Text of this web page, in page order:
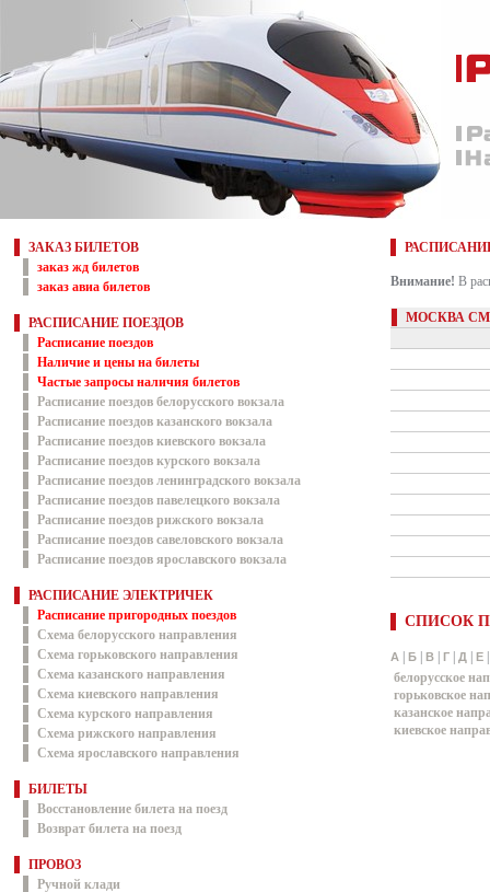
ЗАКАЗ БИЛЕТОВ
заказ жд билетов
заказ авиа билетов
РАСПИСАНИЕ ПОЕЗДОВ
Расписание поездов
Наличие и цены на билеты
Частые запросы наличия билетов
Расписание поездов белорусского вокзала
Расписание поездов казанского вокзала
Расписание поездов киевского вокзала
Расписание поездов курского вокзала
Расписание поездов ленинградского вокзала
Расписание поездов павелецкого вокзала
Расписание поездов рижского вокзала
Расписание поездов савеловского вокзала
Расписание поездов ярославского вокзала
РАСПИСАНИЕ ЭЛЕКТРИЧЕК
Расписание пригородных поездов
Схема белорусского направления
Схема горьковского направления
Схема казанского направления
Схема киевского направления
Схема курского направления
Схема рижского направления
Схема ярославского направления
БИЛЕТЫ
Восстановление билета на поезд
Возврат билета на поезд
ПРОВОЗ
Ручной клади
Внимание! В
МОСКВА
СПИСОК
А Б В Г Д Е
белорусское
горьковское
казанское
киевское